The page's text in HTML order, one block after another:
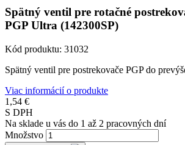
Spätný ventil pre rotačné
PGP Ultra (142300SP)
Kód produktu: 31032
Spätný ventil pre postrekovače PGP do
Viac informácií o produkte
1,54 €
S DPH
Na sklade u vás do 1 až 2 pracovných dní
Množstvo